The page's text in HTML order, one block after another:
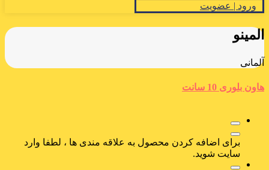
ورود | عضویت
المینو
آلمانی
هاون بلوری 10 سانت
برای اضافه کردن محصول به علاقه مندی ها ، لطفا وارد
سایت شوید.